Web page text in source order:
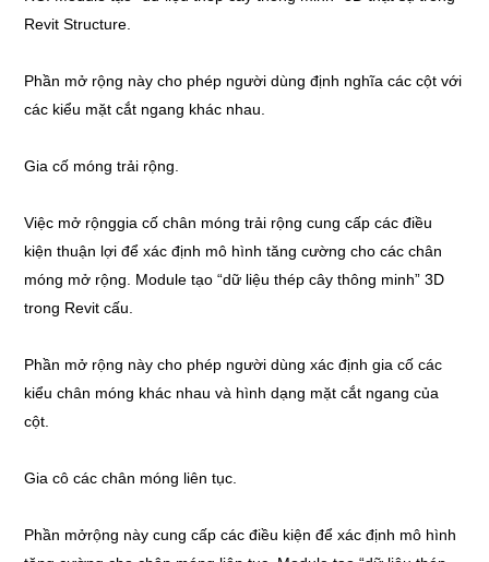
Revit Structure.
Phần mở rộng này cho phép người dùng định nghĩa các cột với
các kiểu mặt cắt ngang khác nhau.
Gia cố móng trải rộng.
Việc mở rộnggia cố chân móng trải rộng cung cấp các điều
kiện thuận lợi để xác định mô hình tăng cường cho các chân
móng mở rộng. Module tạo “dữ liệu thép cây thông minh” 3D
trong Revit cấu.
Phần mở rộng này cho phép người dùng xác định gia cố các
kiểu chân móng khác nhau và hình dạng mặt cắt ngang của
cột.
Gia cô các chân móng liên tục.
Phần mởrộng này cung cấp các điều kiện để xác định mô hình